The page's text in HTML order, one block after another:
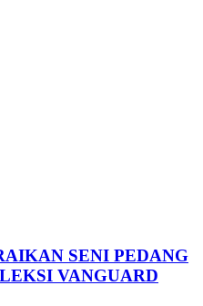
SENI PEDANG
VANGUARD